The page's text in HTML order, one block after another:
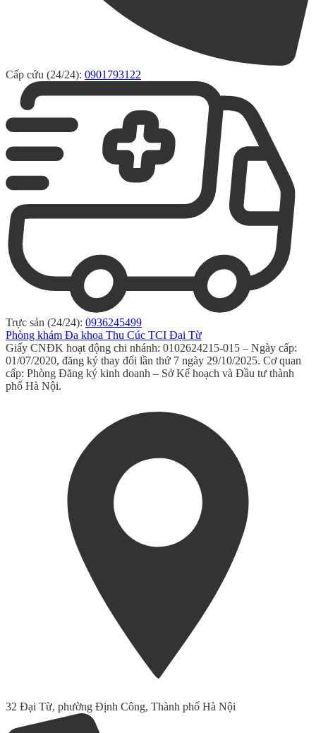
Cấp cứu (24/24): 0901793122
Trực sản (24/24): 0936245499
Phòng khám Đa khoa Thu Cúc TCI Đại Từ
Giấy CNĐK hoạt động chi nhánh: 0102624215-015 – Ngày cấp:
01/07/2020, đăng ký thay đổi lần thứ 7 ngày 29/10/2025. Cơ quan
cấp: Phòng Đăng ký kinh doanh – Sở Kế hoạch và Đầu tư thành
phố Hà Nội.
32 Đại Từ, phường Định Công, Thành phố Hà Nội